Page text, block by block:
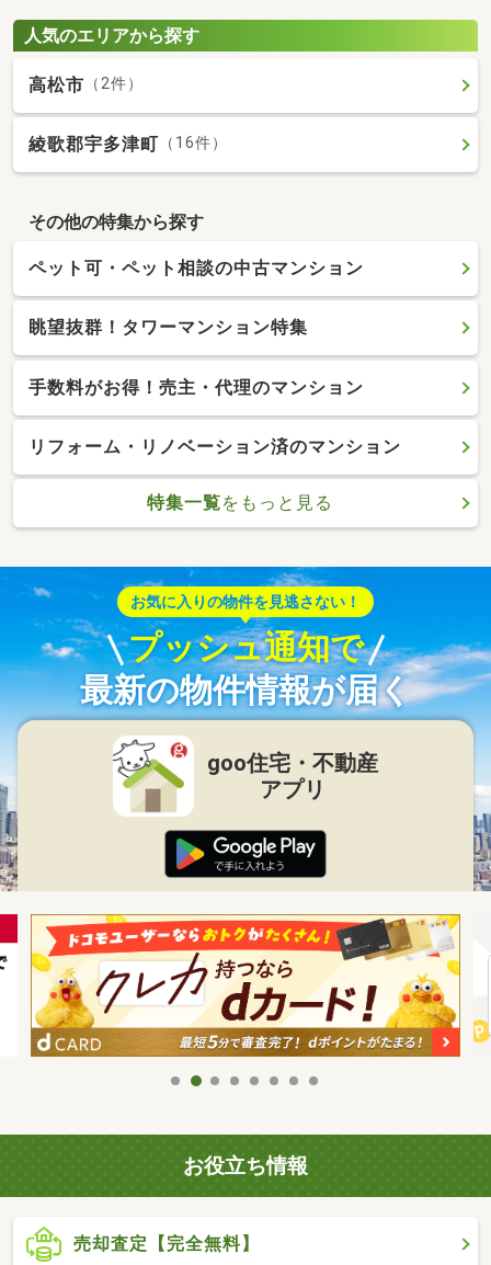
人気のエリアから探す
高松市 （2件）
綾歌郡宇多津町 （16件）
その他の特集から探す
ペット可・ペット相談の中古マンション
眺望抜群！タワーマンション特集
手数料がお得！売主・代理のマンション
リフォーム・リノベーション済のマンション
特集一覧をもっと見る
お気に入りの物件を見逃さない！
プッシュ通知で
最新の物件情報が届く
goo住宅・不動産
アプリ
お役立ち情報
売却査定【完全無料】